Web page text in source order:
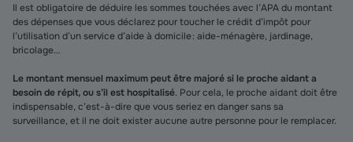
Il est obligatoire de déduire les sommes touchées avec l’APA du montant
des dépenses que vous déclarez pour toucher le crédit d’impôt pour
l’utilisation d’un service d’aide à domicile : aide-ménagère, jardinage,
bricolage…
Le montant mensuel maximum peut être majoré si le proche aidant a
besoin de répit, ou s’il est hospitalisé. Pour cela, le proche aidant doit être
indispensable, c’est-à-dire que vous seriez en danger sans sa
surveillance, et il ne doit exister aucune autre personne pour le remplacer.